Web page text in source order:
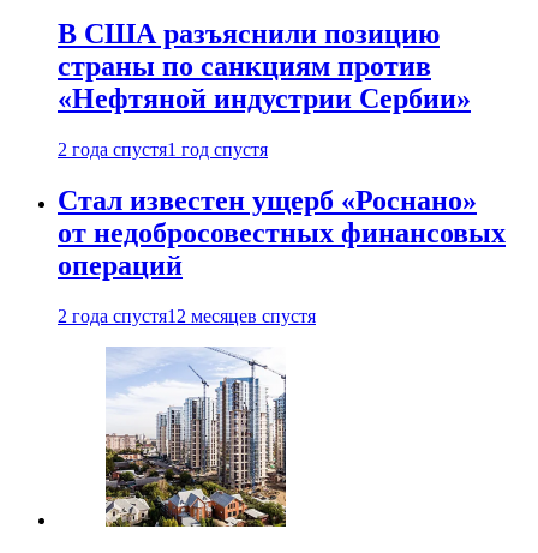
В США разъяснили позицию
страны по санкциям против
«Нефтяной индустрии Сербии»
2 года спустя1 год спустя
Стал известен ущерб «Роснано»
от недобросовестных финансовых
операций
2 года спустя12 месяцев спустя